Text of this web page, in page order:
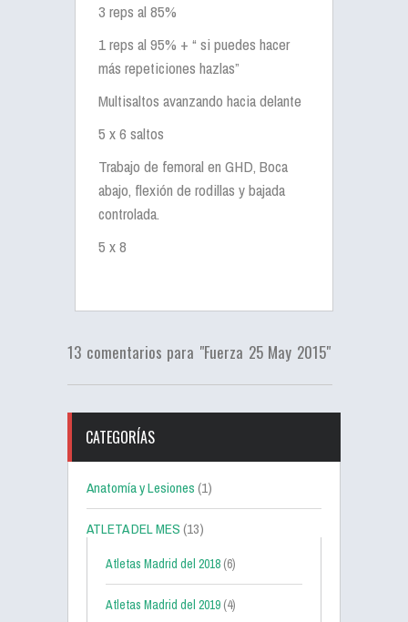
3 reps al 85%
1 reps al 95% + “ si puedes hacer
más repeticiones hazlas”
Multisaltos avanzando hacia delante
5 x 6 saltos
Trabajo de femoral en GHD, Boca
abajo, flexión de rodillas y bajada
controlada.
5 x 8
13 comentarios para "Fuerza 25 May 2015"
CATEGORÍAS
Anatomía y Lesiones(1)
ATLETA DEL MES(13)
Atletas Madrid del 2018 (6)
Atletas Madrid del 2019 (4)